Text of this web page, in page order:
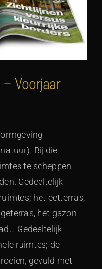
– Voorjaar
Bij die
te scheppen
Gedeeltelijk
het eetterras,
het gazon
Gedeeltelijk
ruimtes; de
gevuld met